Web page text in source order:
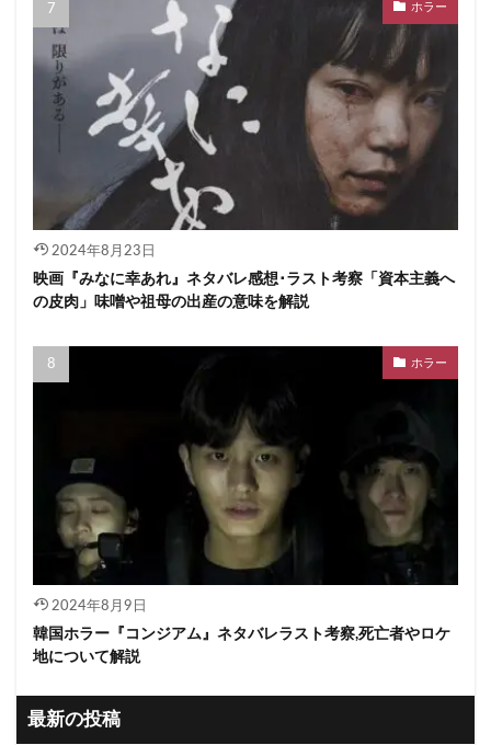
ホラー
2024年8月23日
映画『みなに幸あれ』ネタバレ感想･ラスト考察「資本主義へ
の皮肉」味噌や祖母の出産の意味を解説
ホラー
2024年8月9日
韓国ホラー『コンジアム』ネタバレラスト考察,死亡者やロケ
地について解説
最新の投稿